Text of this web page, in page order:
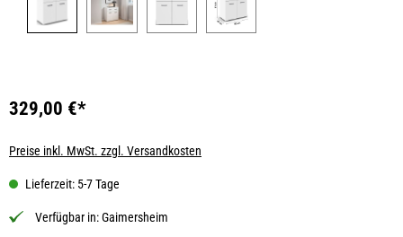
329,00 €*
Preise inkl. MwSt. zzgl. Versandkosten
Lieferzeit: 5-7 Tage
Verfügbar in:Gaimersheim